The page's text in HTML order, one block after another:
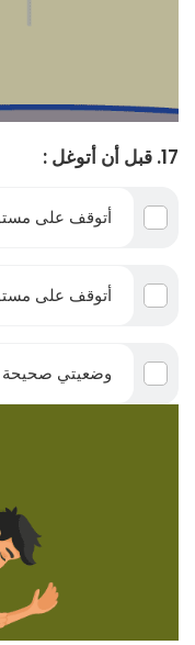
17. قبل أن أتوغل :
أتوقف على
أتوقف على
وضعيتي صحيحة